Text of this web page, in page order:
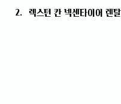
렉스턴 칸 넥센타이어 렌